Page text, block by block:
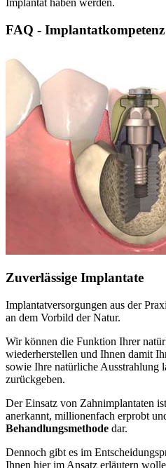
Implantat haben werden.
FAQ - Implantatkompetenz
Zuverlässige Implantate
Implantatversorgungen aus der
an dem Vorbild der Natur.
Wir können die Funktion Ihrer
wiederherstellen und Ihnen damit
sowie Ihre natürliche Ausstrahlung
zurückgeben.
Der Einsatz von Zahnimplantaten
anerkannt, millionenfach erprobt
Behandlungsmethode dar.
Dennoch gibt es im
Ihnen hier im Ansatz erläutern